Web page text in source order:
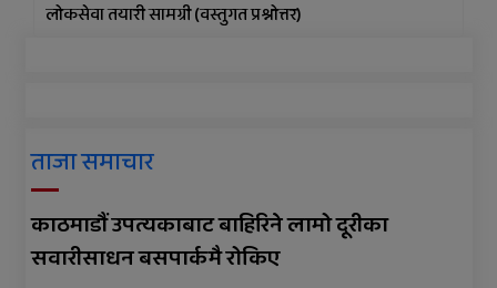
लोकसेवा तयारी सामग्री (वस्तुगत प्रश्नोत्तर)
ताजा समाचार
काठमाडौं उपत्यकाबाट बाहिरिने लामो दूरीका
सवारीसाधन बसपार्कमै रोकिए